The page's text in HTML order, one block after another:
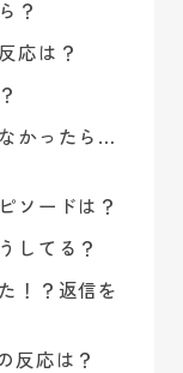
？
応は？
かったら…
ソードは？
してる？
！？返信を
反応は？